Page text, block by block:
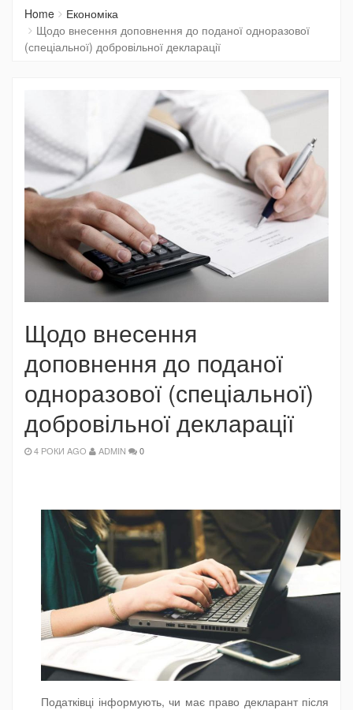
Home
Економіка
Щодо внесення доповнення до поданої одноразової
(спеціальної) добровільної декларації
Щодо внесення
доповнення до поданої
одноразової (спеціальної)
добровільної декларації
4 РОКИ AGO ADMIN 0
Податківці інформують, чи має право декларант після